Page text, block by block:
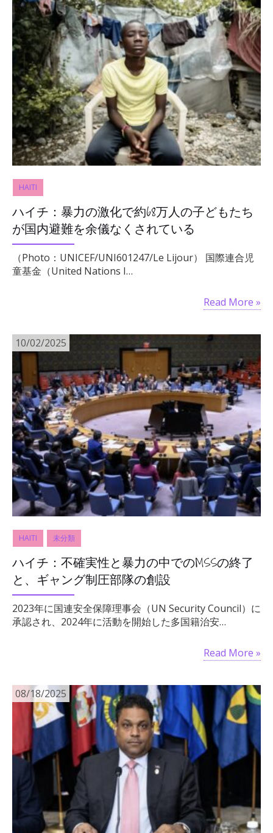
HAITI
ハイチ：暴力の激化で約68万人の子どもたち
が国内避難を余儀なくされている
（Photo：UNICEF/UNI601247/Le Lijour） 国際連合児
童基金（United Nations I…
Read More »
10/02/2025
HAITI 未分類
ハイチ：不確実性と暴力の中でのMSSの終了
と、ギャング制圧部隊の創設
2023年に国連安全保障理事会（UN Security Council）に
承認され、2024年に活動を開始した多国籍治安…
Read More »
08/18/2025